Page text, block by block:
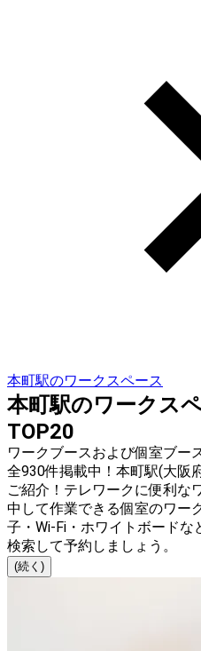
本町駅のワークスペース
本町駅のワークス
TOP20
ワークブースおよび個室ブー
全930件掲載中！本町駅(大阪
ご紹介！テレワークに便利な
中して作業できる個室のワー
子・Wi-Fi・ホワイトボード
検索して予約しましょう。
(続く)